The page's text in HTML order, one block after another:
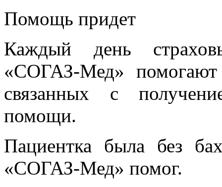
Помощь придет
Каждый день
«СОГАЗ-Мед»
связанных с
помощи.
Пациентка была без
«СОГАЗ-Мед» помог.